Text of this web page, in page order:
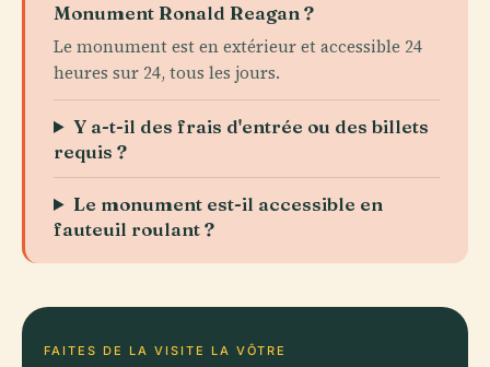
Monument Ronald Reagan ?
Le monument est en extérieur et accessible 24
heures sur 24, tous les jours.
Y a-t-il des frais d'entrée ou des billets
requis ?
Le monument est-il accessible en
fauteuil roulant ?
FAITES DE LA VISITE LA VÔTRE